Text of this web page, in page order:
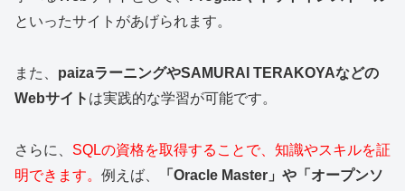
といったサイトがあげられます。
また、 paizaラーニングやSAMURAI TERAKOYAなどの
Webサイト は実践的な学習が可能です。
さらに、 SQLの資格を取得することで、知識やスキルを証
明できます。 例えば、
「Oracle Master」や「オープンソ